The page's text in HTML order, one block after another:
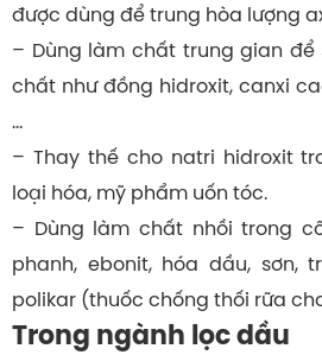
được dùng để trung hòa lượng
– Dùng làm chất trung gian để
chất như đồng hidroxit, canxi
…
– Thay thế cho natri hidroxit
loại hóa, mỹ phẩm uốn tóc.
– Dùng làm chất nhồi trong
phanh, ebonit, hóa dầu, sơn,
polikar (thuốc chống thối rữa
Trong ngành lọc dầu